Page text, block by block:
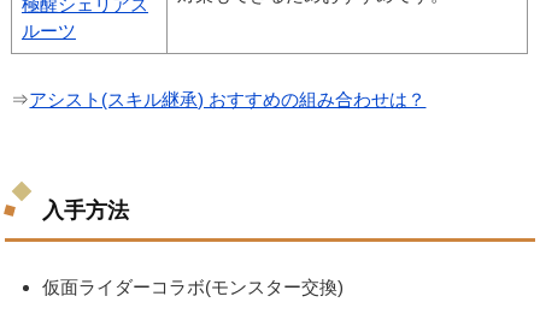
極醒シェリアス
ルーツ
⇒アシスト(スキル継承) おすすめの組み合わせは？
入手方法
仮面ライダーコラボ(モンスター交換)